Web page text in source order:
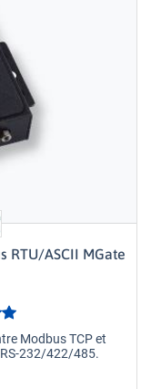
RTU/ASCII MGate
Modbus TCP et
232/422/485.